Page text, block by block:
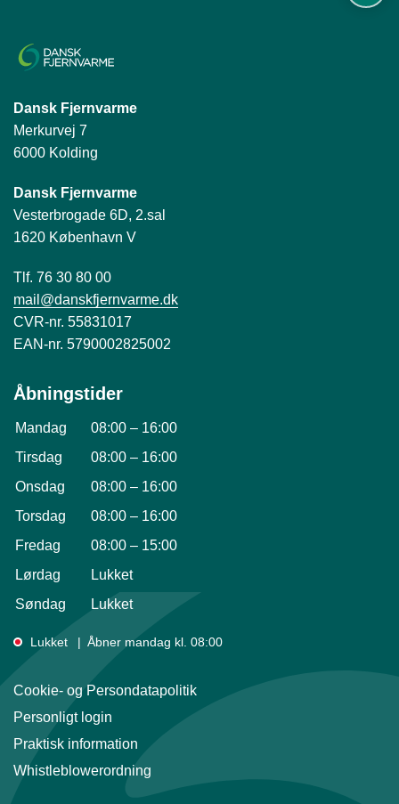
Dansk Fjernvarme
Merkurvej 7
6000 Kolding
Dansk Fjernvarme
Vesterbrogade 6D, 2.sal
1620 København V
Tlf. 76 30 80 00
mail@danskfjernvarme.dk
CVR-nr. 55831017
EAN-nr. 5790002825002
Åbningstider
Mandag 08:00 – 16:00
Tirsdag
08:00 – 16:00
Onsdag
08:00 – 16:00
Torsdag
08:00 – 16:00
Fredag
08:00 – 15:00
Lørdag
Lukket
Søndag
Lukket
Lukket Åbner mandag kl. 08:00
Cookie- og Persondatapolitik
Personligt login
Praktisk information
Whistleblowerordning